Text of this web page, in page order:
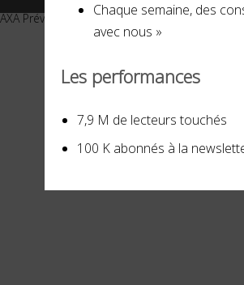
Chaque semaine, des
avec nous »
Les performances
7,9 M de lecteurs touchés
100 K abonnés à la
AXA Prévention